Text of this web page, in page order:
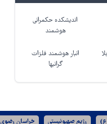
اندیشکده حکمرانی
هوشمند
انبار هوشمند فلزات
گرانبها
رژیم صهیونیستی خراسان رضوی